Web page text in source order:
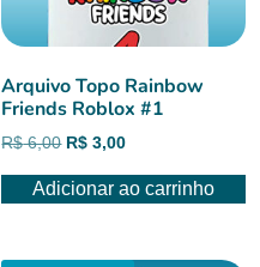
Arquivo Topo Rainbow
Friends Roblox #1
R$6,00 O
original
R$ 3,00O
atual
Adicionar ao carrinho